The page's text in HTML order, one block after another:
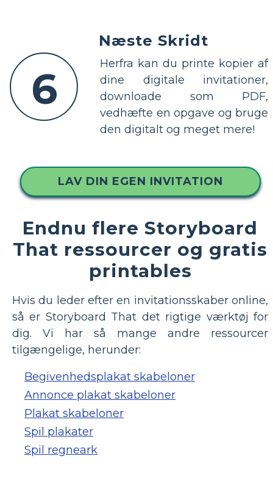
6
Næste Skridt
Herfra kan du printe kopier af
dine digitale invitationer,
downloade som PDF,
vedhæfte en opgave og bruge
den digitalt og meget mere!
LAV DIN EGEN INVITATION
Endnu flere Storyboard
That ressourcer og gratis
printables
Hvis du leder efter en invitationsskaber online,
så er Storyboard That det rigtige værktøj for
dig. Vi har så mange andre ressourcer
tilgængelige, herunder:
Begivenhedsplakat skabeloner
Annonce plakat skabeloner
Plakat skabeloner
Spil plakater
Spil regneark